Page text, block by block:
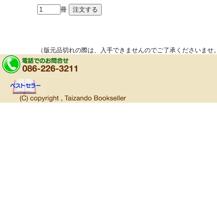
冊
（版元品切れの際は、入手できませんのでご了承くださいませ